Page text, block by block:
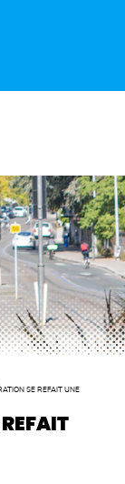
SE REFAIT UNE